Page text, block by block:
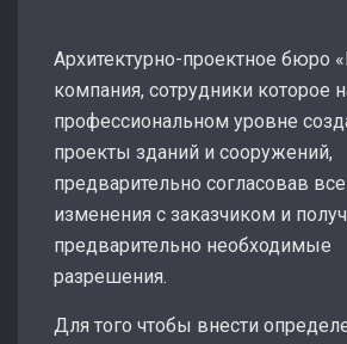
Архитектурно-проектное бюро
компания, сотрудники которое
профессиональном уровне
проекты зданий и сооружений,
предварительно согласовав все
изменения с заказчиком и
предварительно необходимые
разрешения.
Для того чтобы внести